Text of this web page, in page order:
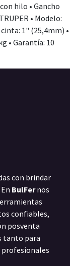
hilo • Gancho
• Modelo:
1" (25,4mm) •
• Garantía: 10
con brindar
BulFernos
confiables,
posventa
tanto para
profesionales